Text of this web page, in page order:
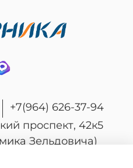
+7(964) 626-37-94
проспект, 42к5
Зельдовича)